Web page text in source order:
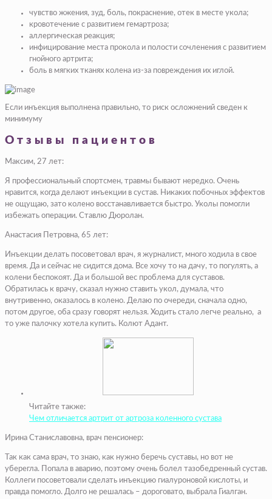
чувство жжения, зуд, боль, покраснение, отек в месте укола;
кровотечение с развитием гемартроза;
аллергическая реакция;
инфицирование места прокола и полости сочленения с развитием
гнойного артрита;
боль в мягких тканях колена из-за повреждения их иглой.
Если инъекция выполнена правильно, то риск осложнений сведен к
минимуму
Отзывы пациентов
Максим, 27 лет:
Я профессиональный спортсмен, травмы бывают нередко. Очень
нравится, когда делают инъекции в сустав. Никаких побочных эффектов
не ощущаю, зато колено восстанавливается быстро. Уколы помогли
избежать операции. Ставлю Дюролан.
Анастасия Петровна, 65 лет:
Инъекции делать посоветовал врач, я журналист, много ходила в свое
время. Да и сейчас не сидится дома. Все хочу то на дачу, то погулять, а
колени беспокоят. Да и большой вес проблема для суставов.
Обратилась к врачу, сказал нужно ставить укол, думала, что
внутривенно, оказалось в колено. Делаю по очереди, сначала одно,
потом другое, оба сразу говорят нельзя. Ходить стало легче реально, а
то уже палочку хотела купить. Колют Адант.
Читайте также:
Чем отличается артрит от артроза коленного сустава
Ирина Станиславовна, врач пенсионер:
Так как сама врач, то знаю, как нужно беречь суставы, но вот не
уберегла. Попала в аварию, поэтому очень болел тазобедренный сустав.
Коллеги посоветовали сделать инъекцию гиалуроновой кислоты, и
правда помогло. Долго не решалась – дороговато, выбрала Гиалган.